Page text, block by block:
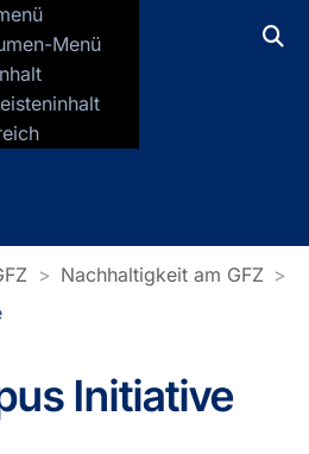
Menü
Zentrum für
Nachhaltigkeit am GFZ
Initiative